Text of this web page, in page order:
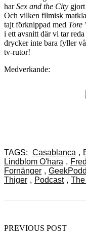
harSex and the City
Och vilken filmisk
tajt förknippad med Tore
i ett avsnitt där vi tar
drycker inte bara fyller
tv-rutor!
Medverkande:
TAGS: Casablanca ,
Lindblom O'hara ,
Fornänger ,
Thiger , Podcast ,
PREVIOUS POST